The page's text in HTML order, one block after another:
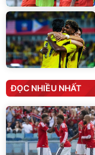
ĐỌC NHIỀU NHẤT